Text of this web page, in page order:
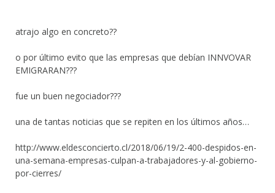
atrajo algo en concreto??
o por último evito que las empresas que debían INNVOVAR
EMIGRARAN???
fue un buen negociador???
una de tantas noticias que se repiten en los últimos años…
http://www.eldesconcierto.cl/2018/06/19/2-400-despidos-en-
una-semana-empresas-culpan-a-trabajadores-y-al-gobierno-
por-cierres/